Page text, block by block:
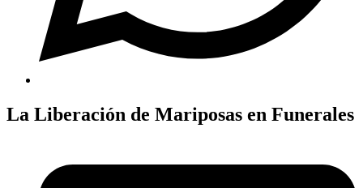
La Liberación de Mariposas en Funerales